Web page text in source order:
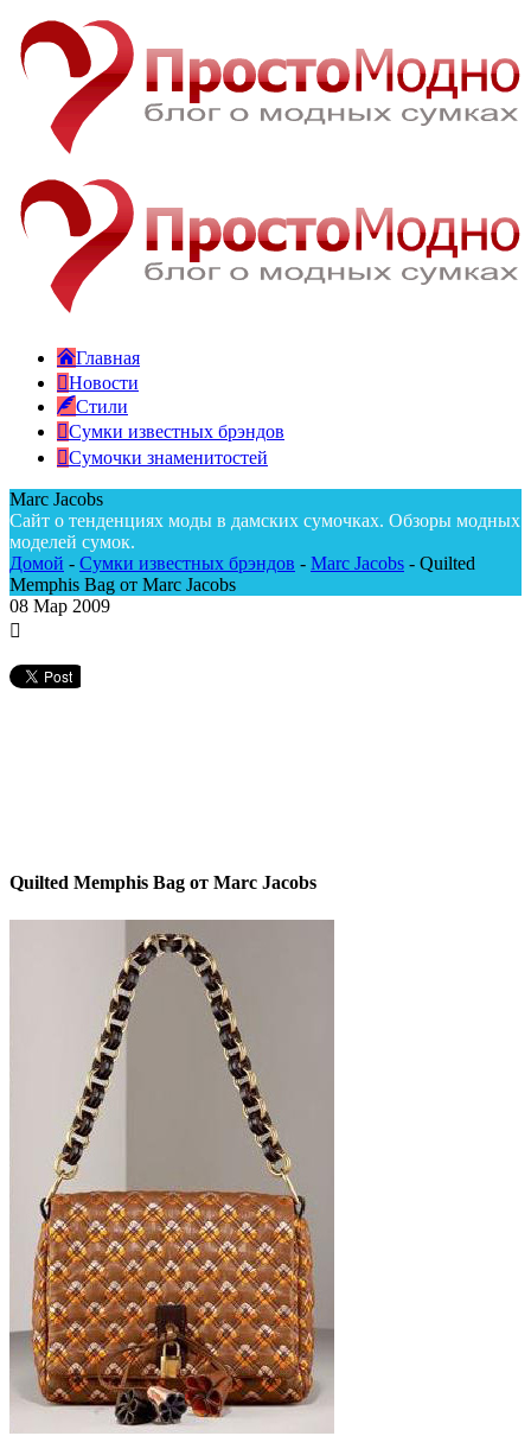
Главная
Новости
Стили
Сумки известных брэндов
Сумочки знаменитостей
Marc Jacobs
Сайт о тенденциях моды в дамских сумочках. Обзоры модных
моделей сумок.
Домой - Сумки известных брэндов - Marc Jacobs - Quilted
Memphis Bag от Marc Jacobs
08 Мар 2009
Quilted Memphis Bag от Marc Jacobs